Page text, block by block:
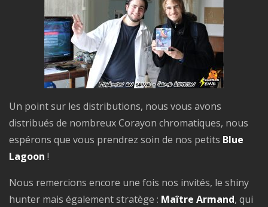
Un point sur les distributions, nous vous avons
distribués de nombreux Corayon chromatiques, nous
espérons que vous prendrez soin de nos petits Blue
Lagoon !
Nous remercions encore une fois nos invités, le shiny
hunter mais également stratège : Maître Armand, qui